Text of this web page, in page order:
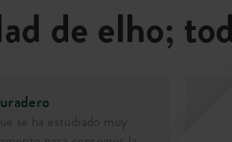
de elho;
se ha estudiado muy